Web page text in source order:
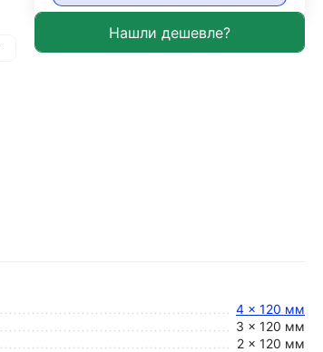
4 x 120 мм
3 x 120 мм
2 x 120 мм